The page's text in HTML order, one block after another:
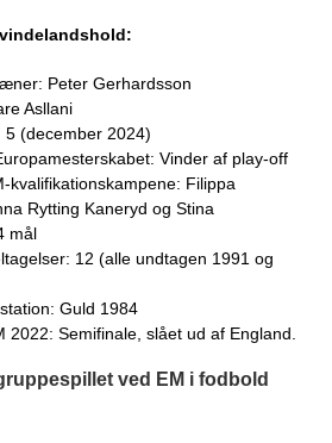
Peter Gerhardsson
Asllani
5 (december 2024)
Vinder af play-off
kvalifikationskampene: Filippa
Rytting Kaneryd og Stina
mål
12 (alle undtagen 1991 og
Guld 1984
2022: Semifinale, slået ud af England.
ved EM i fodbold